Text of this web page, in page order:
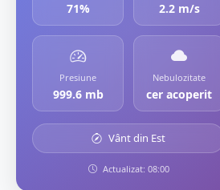
71% 2.2 m/s
Presiune
999.6 mb
Nebulozitate
cer acoperit
Vânt din Est
Actualizat: 08:00